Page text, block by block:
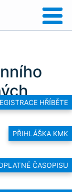
HŘÍBĚTE
PŘIHLÁŠKA KMK
ČASOPISU